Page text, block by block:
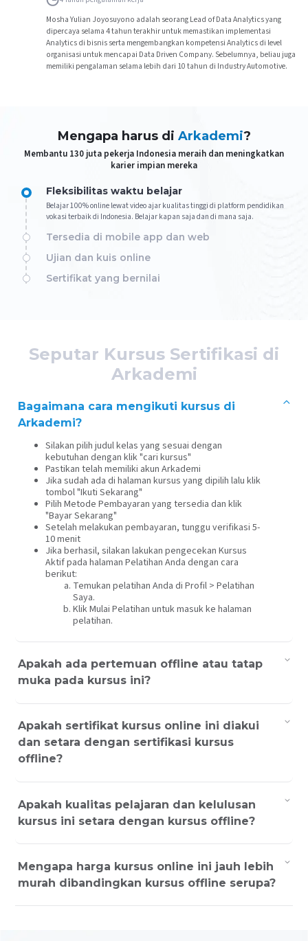
Mosha Yulian Joyosuyono adalah seorang Lead of Data Analytics yang
dipercaya selama 4 tahun terakhir untuk memastikan implementasi
Analytics di bisnis serta mengembangkan kompetensi Analytics di level
organisasi untuk mencapai Data Driven Company. Sebelumnya, beliau juga
memiliki pengalaman selama lebih dari 10 tahun di Industry Automotive.
Mengapa harus di Arkademi?
Membantu 130 juta pekerja Indonesia meraih dan meningkatkan
karier impian mereka
Fleksibilitas waktu belajar
Belajar 100% online lewat video ajar kualitas tinggi di platform pendidikan
vokasi terbaik di Indonesia. Belajar kapan saja dan di mana saja.
Tersedia di mobile app dan web
Ujian dan kuis online
Sertifikat yang bernilai
Seputar Kursus Sertifikasi di
Arkademi
Bagaimana cara mengikuti kursus di
Arkademi?
Silakan pilih judul kelas yang sesuai dengan
kebutuhan dengan klik "cari kursus"
Pastikan telah memiliki akun Arkademi
Jika sudah ada di halaman kursus yang dipilih lalu klik
tombol "Ikuti Sekarang"
Pilih Metode Pembayaran yang tersedia dan klik
"Bayar Sekarang"
Setelah melakukan pembayaran, tunggu verifikasi 5-
10 menit
Jika berhasil, silakan lakukan pengecekan Kursus
Aktif pada halaman Pelatihan Anda dengan cara
berikut:
Temukan pelatihan Anda di Profil > Pelatihan
Saya.
Klik Mulai Pelatihan untuk masuk ke halaman
pelatihan.
Apakah ada pertemuan offline atau tatap
muka pada kursus ini?
Apakah sertifikat kursus online ini diakui
dan setara dengan sertifikasi kursus
offline?
Apakah kualitas pelajaran dan kelulusan
kursus ini setara dengan kursus offline?
Mengapa harga kursus online ini jauh lebih
murah dibandingkan kursus offline serupa?